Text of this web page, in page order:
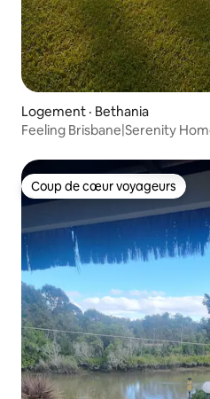
Logement · Bethania
Feeling Brisbane|Serenity
Coup de cœur voyageurs
Coup de cœur voyageurs